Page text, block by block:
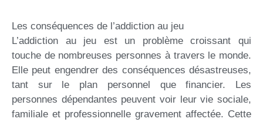
Les conséquences de l’addiction au jeu
L’addiction au jeu est un problème croissant qui
touche de nombreuses personnes à travers le monde.
Elle peut engendrer des conséquences désastreuses,
tant sur le plan personnel que financier. Les
personnes dépendantes peuvent voir leur vie sociale,
familiale et professionnelle gravement affectée. Cette